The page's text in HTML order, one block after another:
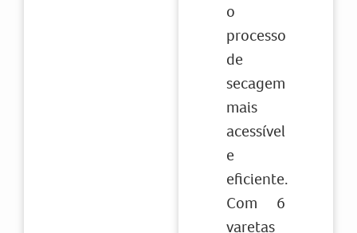
o
processo
de
secagem
mais
acessível
e
eficiente.
Com 6
varetas